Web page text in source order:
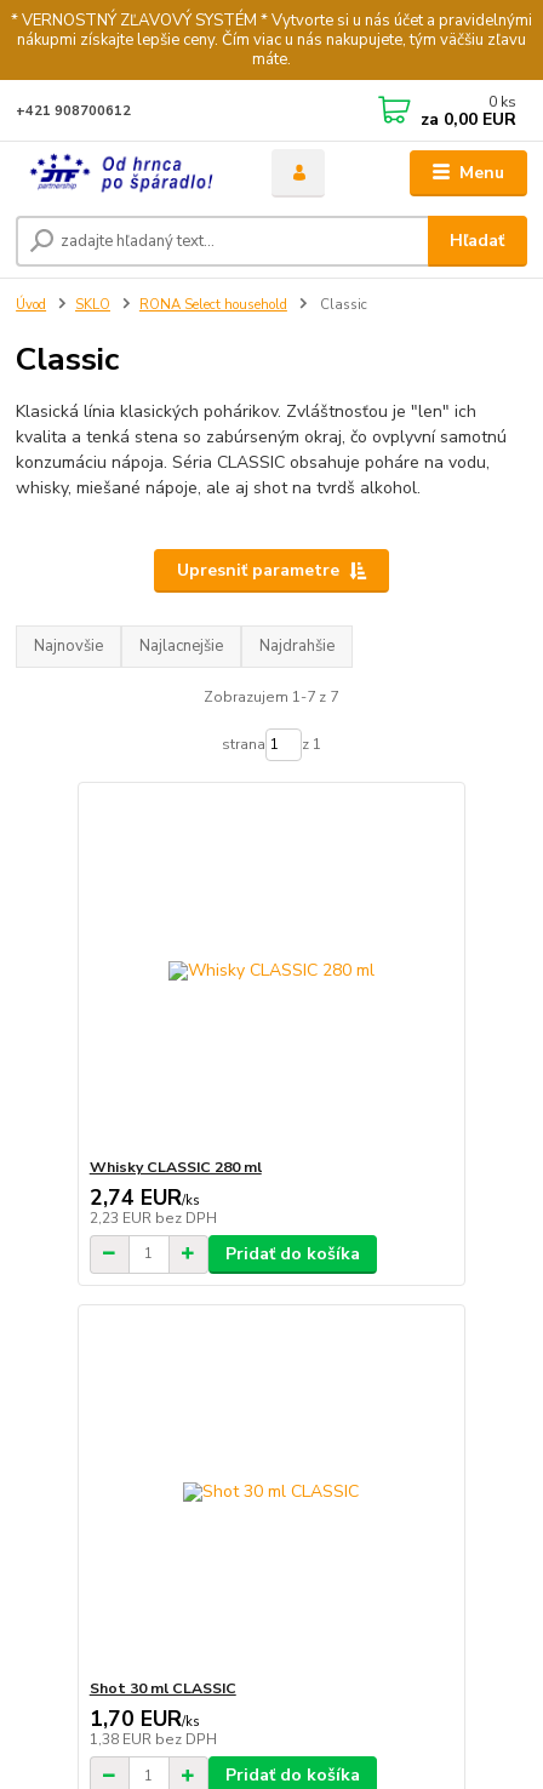
* VERNOSTNÝ ZĽAVOVÝ SYSTÉM * Vytvorte si u nás účet a pravidelnými
nákupmi získajte lepšie ceny. Čím viac u nás nakupujete, tým väčšiu zľavu
máte.
Menu
Hľadať
+421 908700612 0 ks
za 0,00 EUR
Úvod SKLO RONA Select household Classic
Classic
Klasická línia klasických pohárikov. Zvláštnosťou je "len" ich
kvalita a tenká stena so zabúrseným okraj, čo ovplyvní samotnú
konzumáciu nápoja. Séria CLASSIC obsahuje poháre na vodu,
whisky, miešané nápoje, ale aj shot na tvrdš alkohol.
Upresniť parametre
Najnovšie Najlacnejšie Najdrahšie
Zobrazujem 1-7 z 7
strana z 1
Whisky CLASSIC 280 ml
2,74 EUR/ks
2,23 EUR bez DPH
Pridať do košíka
Shot 30 ml CLASSIC
1,70 EUR/ks
1,38 EUR bez DPH
Pridať do košíka